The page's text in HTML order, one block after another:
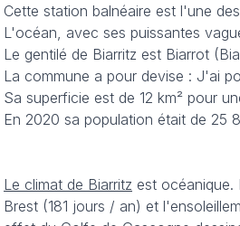
Cette station balnéaire est l'une
L'océan, avec ses puissantes
Le gentilé de Biarritz est Biarrot
La commune a pour devise : J'ai
Sa superficie est de 12 km² pour
En 2020 sa population était de 25
Le climat de Biarritz est océanique.
Brest (181 jours / an) et